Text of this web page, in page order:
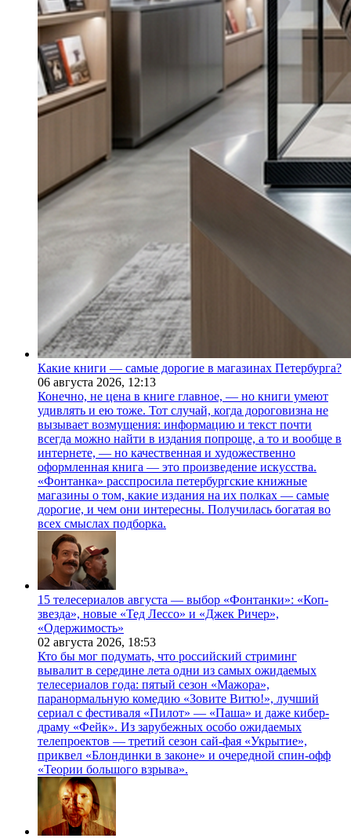
Какие книги — самые дорогие в магазинах Петербурга?
06 августа 2026, 12:13
Конечно, не цена в книге главное, — но книги умеют
удивлять и ею тоже. Тот случай, когда дороговизна не
вызывает возмущения: информацию и текст почти
всегда можно найти в издания попроще, а то и вообще в
интернете, — но качественная и художественно
оформленная книга — это произведение искусства.
«Фонтанка» расспросила петербургские книжные
магазины о том, какие издания на их полках — самые
дорогие, и чем они интересны. Получилась богатая во
всех смыслах подборка.
15 телесериалов августа — выбор «Фонтанки»: «Коп-
звезда», новые «Тед Лессо» и «Джек Ричер»,
«Одержимость»
02 августа 2026, 18:53
Кто бы мог подумать, что российский стриминг
вывалит в середине лета одни из самых ожидаемых
телесериалов года: пятый сезон «Мажора»,
паранормальную комедию «Зовите Витю!», лучший
сериал с фестиваля «Пилот» — «Паша» и даже кибер-
драму «Фейк». Из зарубежных особо ожидаемых
телепроектов — третий сезон сай-фая «Укрытие»,
приквел «Блондинки в законе» и очередной спин-офф
«Теории большого взрыва».